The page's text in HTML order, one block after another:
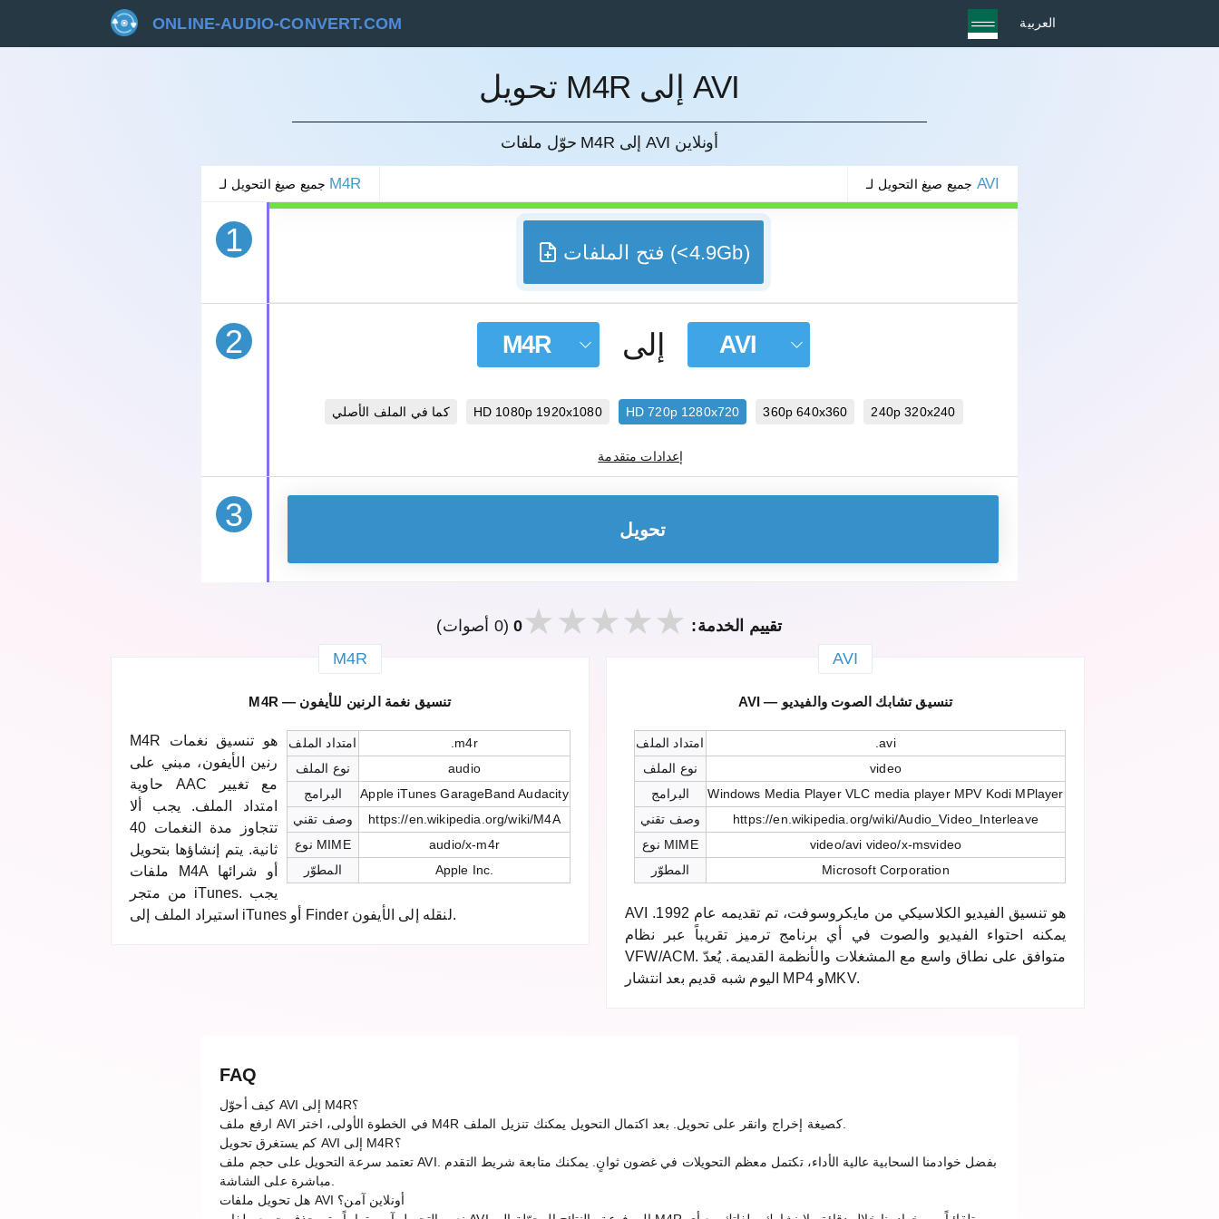
ONLINE-AUDIO-CONVERT.COM العربية
تحويل M4R إلى AVI
حوّل ملفات M4R إلى AVI أونلاين
M4R AVI
1
إلغاء
فتح الملفات (<4.9Gb)
2 M4R إلى AVI
كما في الملف الأصلي HD 1080p 1920x1080 HD 720p 1280x720 360p 640x360 240p 320x240
إعدادات متقدمة
3 تحويل
تقييم الخدمة: 0(0 أصوات)
M4R
M4R — تنسيق نغمة الرنين للأيفون
امتداد الملف
.m4r
نوع الملف
audio
البرامج
Apple iTunes GarageBand Audacity
وصف تقني
https://en.wikipedia.org/wiki/M4A
نوع MIME
audio/x-m4r
المطوّر
Apple Inc.
M4R هو تنسيق نغمات
رنين الأيفون، مبني على
حاوية AAC مع تغيير
امتداد الملف. يجب ألا
تتجاوز مدة النغمات 40
ثانية. يتم إنشاؤها بتحويل
ملفات M4A أو شرائها
من متجر iTunes. يجب
استيراد الملف إلى iTunes أو Finder لنقله إلى الأيفون.
AVI
AVI — تنسيق تشابك الصوت والفيديو
امتداد الملف
.avi
نوع الملف
video
البرامج
Windows Media Player VLC media player MPV Kodi MPlayer
وصف تقني
https://en.wikipedia.org/wiki/Audio_Video_Interleave
نوع MIME
video/avi video/x-msvideo
المطوّر
Microsoft Corporation
AVI هو تنسيق الفيديو الكلاسيكي من مايكروسوفت، تم تقديمه عام 1992.
يمكنه احتواء الفيديو والصوت في أي برنامج ترميز تقريباً عبر نظام
VFW/ACM. متوافق على نطاق واسع مع المشغلات والأنظمة القديمة. يُعدّ
اليوم شبه قديم بعد انتشار MP4 وMKV.
FAQ
كيف أحوّل AVI إلى M4R؟
ارفع ملف AVI في الخطوة الأولى، اختر M4R كصيغة إخراج وانقر على تحويل. بعد اكتمال التحويل يمكنك تنزيل الملف.
كم يستغرق تحويل AVI إلى M4R؟
تعتمد سرعة التحويل على حجم ملف AVI. بفضل خوادمنا السحابية عالية الأداء، تكتمل معظم التحويلات في غضون ثوانٍ. يمكنك متابعة شريط التقدم
مباشرة على الشاشة.
هل تحويل ملفات AVI أونلاين آمن؟